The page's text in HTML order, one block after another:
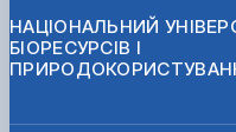
НАЦІОНАЛЬНИЙ
БІОРЕСУРСІВ І